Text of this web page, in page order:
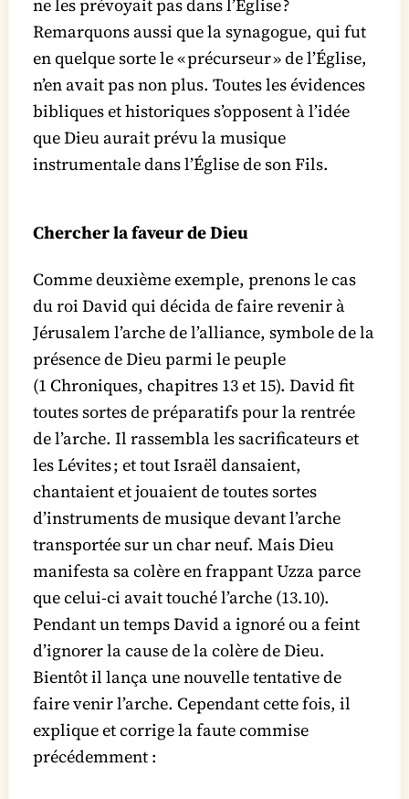
ne les prévoyait pas dans l’Église ?
Remarquons aussi que la synagogue, qui fut
en quelque sorte le « précurseur » de l’Église,
n’en avait pas non plus. Toutes les évidences
bibliques et historiques s’opposent à l’idée
que Dieu aurait prévu la musique
instrumentale dans l’Église de son Fils.
Chercher la faveur de Dieu
Comme deuxième exemple, prenons le cas
du roi David qui décida de faire revenir à
Jérusalem l’arche de l’alliance, symbole de la
présence de Dieu parmi le peuple
(1 Chroniques, chapitres 13 et 15). David fit
toutes sortes de préparatifs pour la rentrée
de l’arche. Il rassembla les sacrificateurs et
les Lévites ; et tout Israël dansaient,
chantaient et jouaient de toutes sortes
d’instruments de musique devant l’arche
transportée sur un char neuf. Mais Dieu
manifesta sa colère en frappant Uzza parce
que celui-ci avait touché l’arche (13.10).
Pendant un temps David a ignoré ou a feint
d’ignorer la cause de la colère de Dieu.
Bientôt il lança une nouvelle tentative de
faire venir l’arche. Cependant cette fois, il
explique et corrige la faute commise
précédemment :